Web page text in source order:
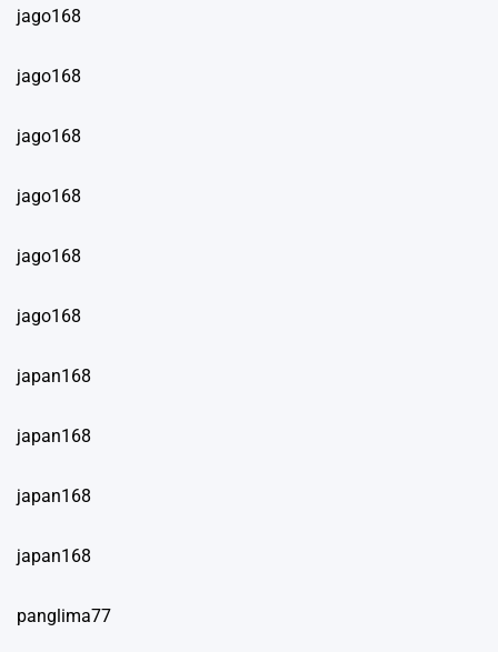
jago168
jago168
jago168
jago168
jago168
jago168
japan168
japan168
japan168
japan168
panglima77